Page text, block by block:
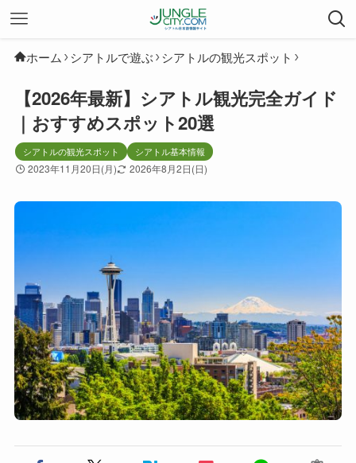
ホーム シアトルで遊ぶ シアトルの観光スポット
【2026年最新】シアトル観光完全ガイド
｜おすすめスポット20選
シアトルの観光スポット シアトル基本情報
2023年11月20日(月) 2026年8月2日(日)